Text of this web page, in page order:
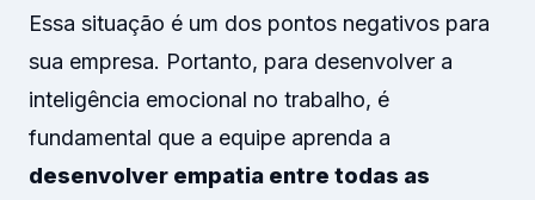
Essa situação é um dos pontos negativos para
sua empresa. Portanto, para desenvolver a
inteligência emocional no trabalho, é
fundamental que a equipe aprenda a
desenvolver empatia entre todas as